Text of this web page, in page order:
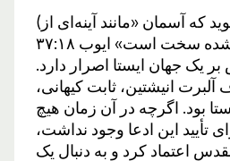
(کتاب مقدس می‌گوید که آسمان «مانند آینه‌ای از
برنز ریخته‌گری شده سخت است» ایوب ۳۷:۱۸ ).
یک جهان ایستا اصرار دارد.
انیشتین، ثابت کیهانی،
بود. اگرچه در آن زمان هیچ
تأیید این ادعا وجود نداشت،
اعتماد کرد و به دنبال یک